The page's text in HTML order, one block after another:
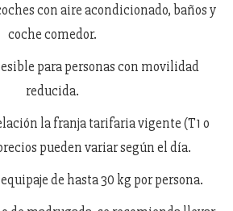
con aire acondicionado, baños y
coche comedor.
para personas con movilidad
reducida.
la franja tarifaria vigente (T1 o
pueden variar según el día.
de hasta 30 kg por persona.